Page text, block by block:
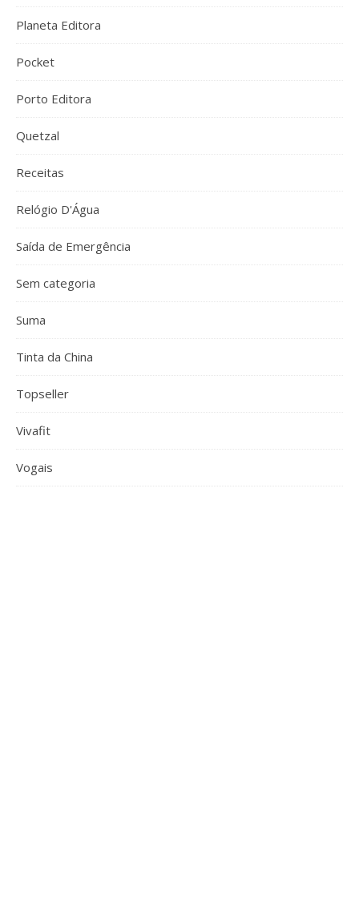
Planeta Editora
Pocket
Porto Editora
Quetzal
Receitas
Relógio D'Água
Saída de Emergência
Sem categoria
Suma
Tinta da China
Topseller
Vivafit
Vogais